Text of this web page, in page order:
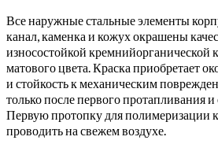
Все наружные стальные элементы
канал, каменка и кожух окрашены
износостойкой кремнийорганической
матового цвета. Краска приобретает
и стойкость к механическим
только после первого протапливания
Первую протопку для полимеризации
проводить на свежем воздухе.